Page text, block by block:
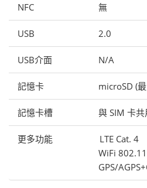
NFC 無
USB 2.0
USB介面 N/A
記憶卡 microSD (
記憶卡槽 與 SIM 卡
更多功能
LTE Cat. 4
WiFi
GPS/